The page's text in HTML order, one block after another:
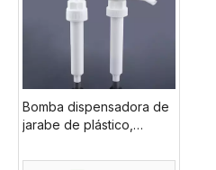
Bomba dispensadora de
jarabe de plástico,
jugo de miel líquida,